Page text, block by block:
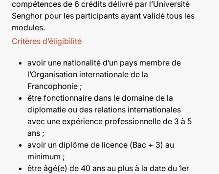
compétences de 6 crédits délivré par l’Université
Senghor pour les participants ayant validé tous les
modules.
Critères d’éligibilité
avoir une nationalité d’un pays membre de
l’Organisation internationale de la
Francophonie ;
être fonctionnaire dans le domaine de la
diplomatie ou des relations internationales
avec une expérience professionnelle de 3 à 5
ans ;
avoir un diplôme de licence (Bac + 3) au
minimum ;
être âgé(e) de 40 ans au plus à la date du 1er